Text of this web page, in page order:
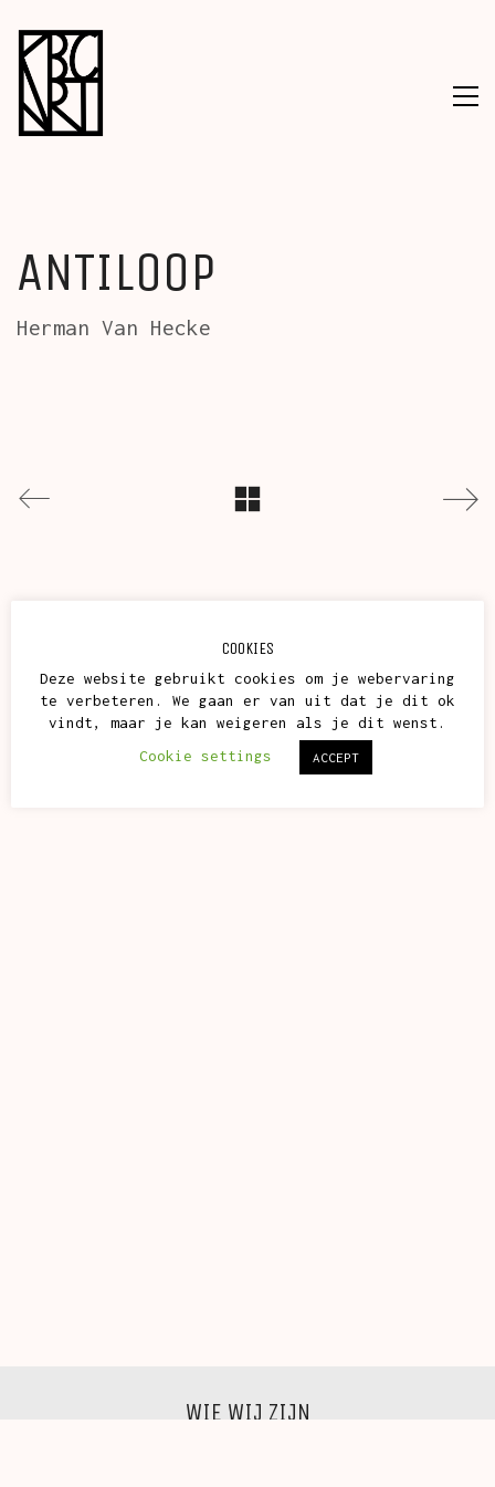
ANTILOOP
Herman Van Hecke
WIE WIJ ZIJN
COOKIES
Deze website gebruikt cookies om je webervaring
te verbeteren. We gaan er van uit dat je dit ok
vindt, maar je kan weigeren als je dit wenst.
Cookie settings
ACCEPT